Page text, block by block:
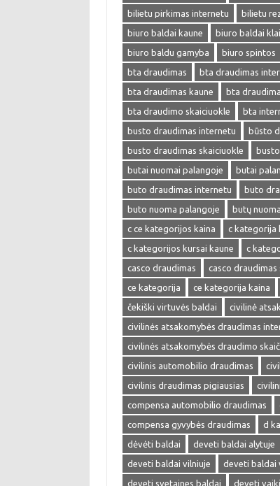
bilietu pirkimas internetu
bilietu
biuro baldai kaune
biuro baldai
biuro baldu gamyba
biuro spintos
bta draudimas
bta draudimas
bta draudimas kaune
bta
bta draudimo skaiciuokle
bta
busto draudimas internetu
būsto
busto draudimas skaiciuokle
butai nuomai palangoje
butai
buto draudimas internetu
buto
buto nuoma palangoje
butų
c ce kategorijos kaina
c kategorija
c kategorijos kursai kaune
c
casco draudimas
casco draudimas
ce kategorija
ce kategorija kaina
čekiški virtuvės baldai
civilinė
civilinės atsakomybės draudimas
civilinės atsakomybės draudimo
civilinis automobilio draudimas
civilinis draudimas pigiausias
compensa automobilio draudimas
compensa gyvybės draudimas
d
dėvėti baldai
deveti baldai alytuje
deveti baldai vilniuje
deveti baldai
deveti svetaines baldai
deveti